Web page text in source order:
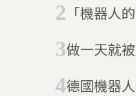
「機器人
做一天就被放假 漢堡機
德國機器